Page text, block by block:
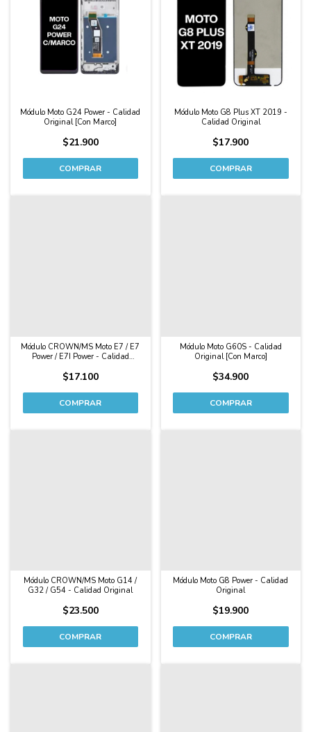
Módulo Moto G24 Power - Calidad
Original [Con Marco]
$21.900
Módulo Moto G8 Plus XT 2019 -
Calidad Original
$17.900
Módulo CROWN/MS Moto E7 / E7
Power / E7I Power - Calidad
$17.100
Módulo Moto G60S - Calidad
Original [Con Marco]
$34.900
Módulo CROWN/MS Moto G14 /
G32 / G54 - Calidad Original
$23.500
Módulo Moto G8 Power - Calidad
Original
$19.900